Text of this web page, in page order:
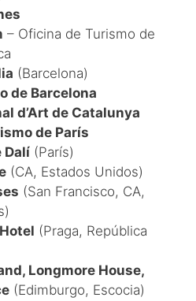
– Oficina de Turismo de
(Barcelona)
de Barcelona
d’Art de Catalunya
de París
Dalí (París)
(CA, Estados Unidos)
(San Francisco, CA,
(Praga, República
Longmore House,
(Edimburgo, Escocia)